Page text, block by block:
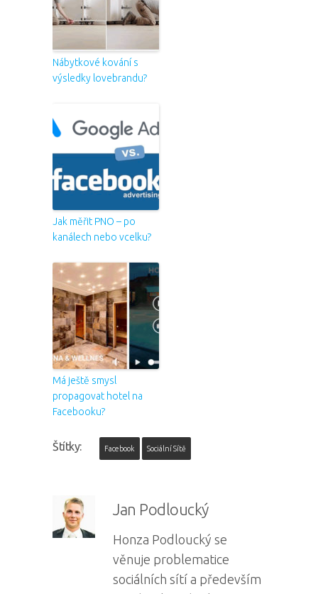
Nábytkové kování s
výsledky lovebrandu?
Jak měřit PNO – po
kanálech nebo vcelku?
Má ještě smysl
propagovat hotel na
Facebooku?
Štítky: Facebook Sociální Sítě
Jan Podloucký
Honza Podloucký se
věnuje problematice
sociálních sítí a především